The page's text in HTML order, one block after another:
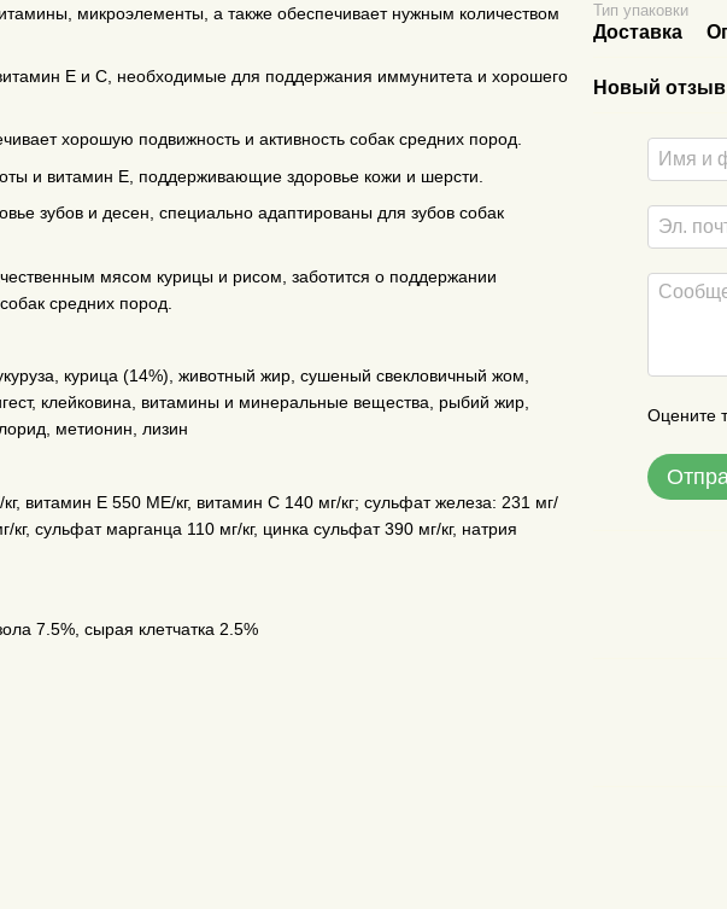
микроэлементы, а также обеспечивает нужным количеством
Е и С, необходимые для поддержания иммунитета и хорошего
хорошую подвижность и активность собак средних пород.
и витамин Е, поддерживающие здоровье кожи и шерсти.
зубов и десен, специально адаптированы для зубов собак
мясом курицы и рисом, заботится о поддержании
средних пород.
курица (14%), животный жир, сушеный свекловичный жом,
клейковина, витамины и минеральные вещества, рыбий жир,
метионин, лизин
витамин E 550 МЕ/кг, витамин C 140 мг/кг; сульфат железа: 231 мг/
кг, cульфат марганца 110 мг/кг, цинка сульфат 390 мг/кг, натрия
7.5%, сырая клетчатка 2.5%
Тип упаковки
Доставка
Новый
Оцените